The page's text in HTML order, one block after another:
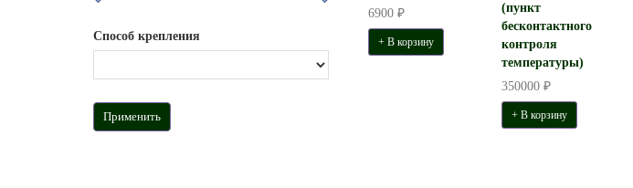
Способ крепления
6900 ₽
+ В корзину
(пункт
бесконтактного
контроля
температуры)
350000 ₽
+ В корзину